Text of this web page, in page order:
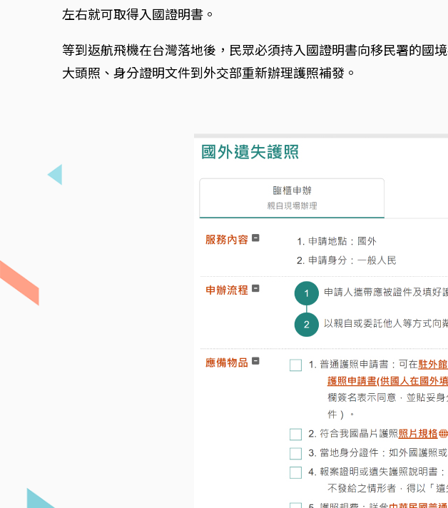
左右就可取得入國證明書。
等到返航飛機在台灣落地後，民眾必須持入國證明書向移民署的國
大頭照、身分證明文件到外交部重新辦理護照補發。